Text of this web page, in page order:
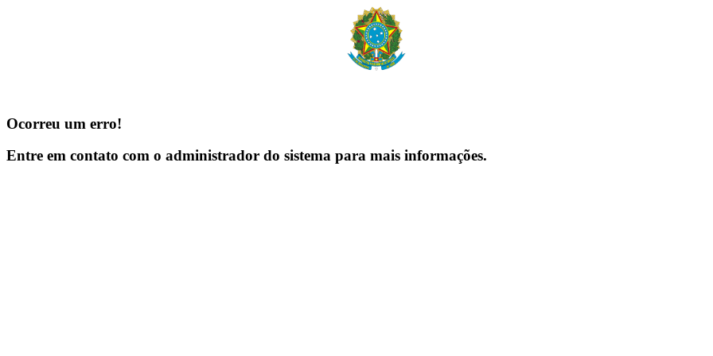
Ocorreu um erro!
Entre em contato com o administrador do sistema para mais informações.